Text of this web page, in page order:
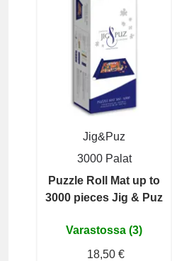
Jig&Puz
3000 Palat
Puzzle Roll Mat up to
3000 pieces Jig & Puz
Varastossa (3)
18,50 €